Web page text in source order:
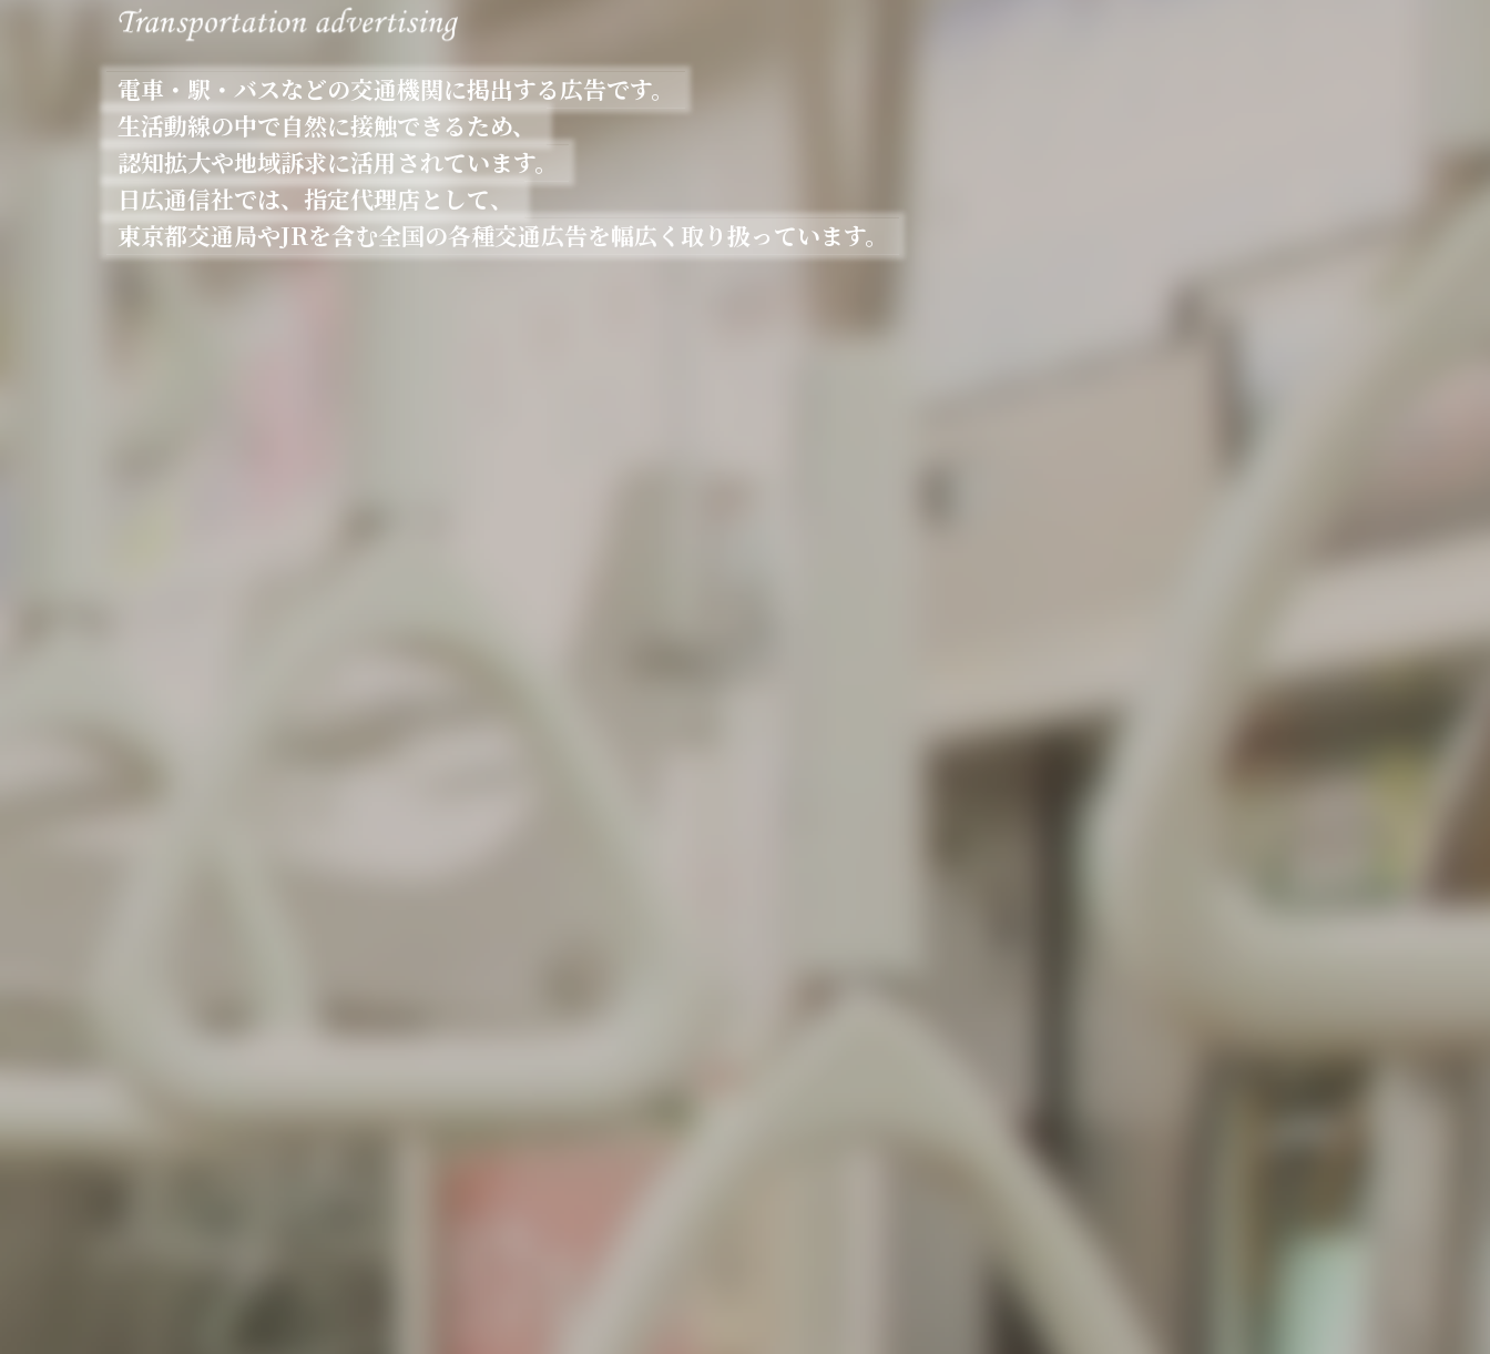
電車・駅・バスなどの交通機関に掲出する広告です。
生活動線の中で自然に接触できるため、
認知拡大や地域訴求に活用されています。
日広通信社では、指定代理店として、
東京都交通局やJRを含む全国の各種交通広告を幅広く取り扱っています。